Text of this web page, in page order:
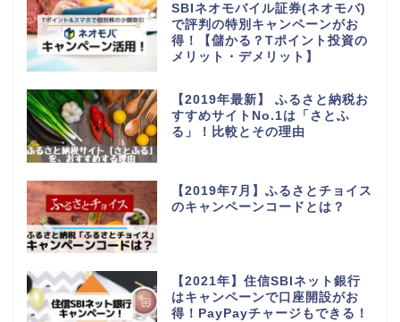
SBIネオモバイル証券(ネオモバ)
で評判の特別キャンペーンがお
得！【儲かる？Tポイント投資の
メリット・デメリット】
【2019年最新】 ふるさと納税お
すすめサイトNo.1は「さとふ
る」！比較とその理由
【2019年7月】ふるさとチョイス
のキャンペーンコードとは？
【2021年】住信SBIネット銀行
はキャンペーンで口座開設がお
得！PayPayチャージもできる！